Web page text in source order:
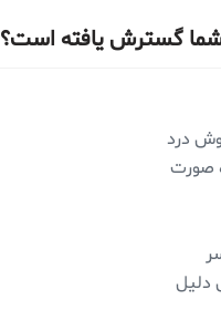
گسترش یافته است؟
درد
صورت
دلیل